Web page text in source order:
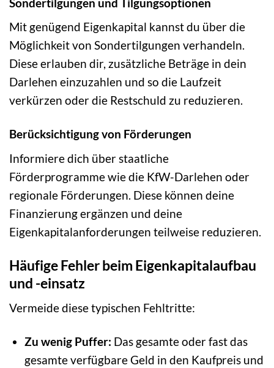
Mit genügend Eigenkapital kannst du über die
Möglichkeit von Sondertilgungen verhandeln.
Diese erlauben dir, zusätzliche Beträge in dein
Darlehen einzuzahlen und so die Laufzeit
verkürzen oder die Restschuld zu reduzieren.
Berücksichtigung von Förderungen
Informiere dich über staatliche
Förderprogramme wie die KfW-Darlehen oder
regionale Förderungen. Diese können deine
Finanzierung ergänzen und deine
Eigenkapitalanforderungen teilweise reduzieren.
Häufige Fehler beim Eigenkapitalaufbau
und -einsatz
Vermeide diese typischen Fehltritte:
Zu wenig Puffer: Das gesamte oder fast das
gesamte verfügbare Geld in den Kaufpreis und